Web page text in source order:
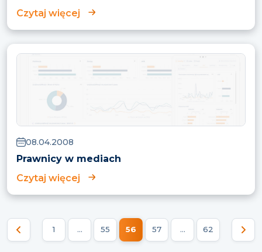
Czytaj więcej
08.04.2008
Prawnicy w mediach
Czytaj więcej
Nawigacja
1 … 55 56 57 … 62